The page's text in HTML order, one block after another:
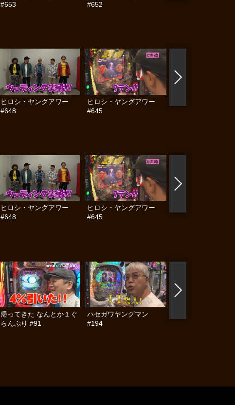
#653
#652
ヒロシ・ヤングアワー
#648
ヒロシ・ヤングアワー
#645
ヒロシ・ヤングアワー
#648
ヒロシ・ヤングアワー
#645
帰ってきた なんとか１ぐ
らんぷり #91
ハセガワヤングマン
#194